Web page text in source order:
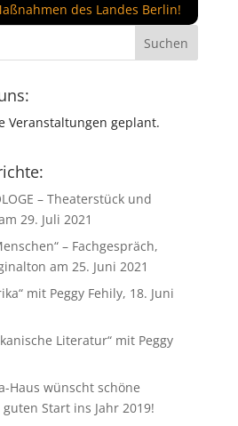
des Landes Berlin!
Veranstaltungen geplant.
– Theaterstück und
29. Juli 2021
– Fachgespräch,
am 25. Juni 2021
mit Peggy Fehily, 18. Juni
Literatur“ mit Peggy
Haus wünscht schöne
Start ins Jahr 2019!